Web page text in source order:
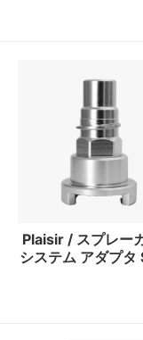
Plaisir / スプレー
システム アダプタ